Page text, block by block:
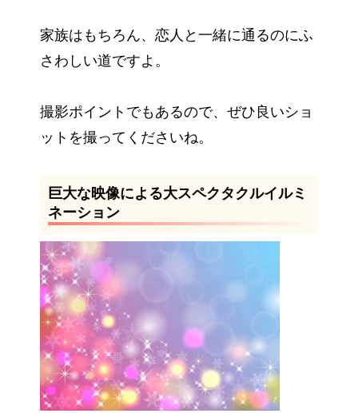
家族はもちろん、恋人と一緒に通るのにふ
さわしい道ですよ。
撮影ポイントでもあるので、ぜひ良いショ
ットを撮ってくださいね。
巨大な映像による大スペクタクルイルミ
ネーション